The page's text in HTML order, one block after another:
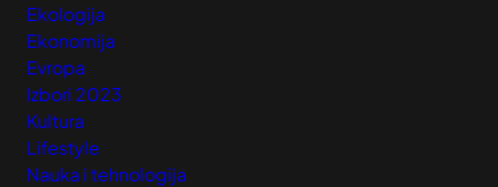
Ekologija
Ekonomija
Evropa
Izbori 2023
Kultura
Lifestyle
Nauka i tehnologija